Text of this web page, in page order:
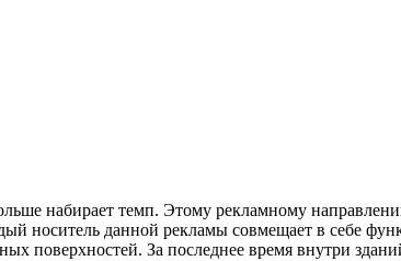
набирает темп. Этому рекламному
носитель данной рекламы совмещает в себе
поверхностей. За последнее время внутри